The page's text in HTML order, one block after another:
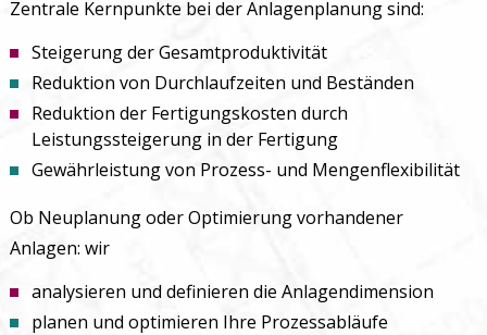
Zentrale Kernpunkte bei der Anlagenplanung sind:
Steigerung der Gesamtproduktivität
Reduktion von Durchlaufzeiten und Beständen
Reduktion der Fertigungskosten durch
Leistungssteigerung in der Fertigung
Gewährleistung von Prozess- und Mengenflexibilität
Ob Neuplanung oder Optimierung vorhandener
Anlagen: wir
analysieren und definieren die Anlagendimension
planen und optimieren Ihre Prozessabläufe